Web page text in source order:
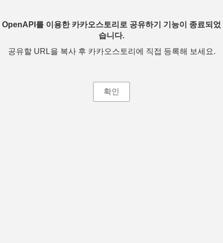
OpenAPI를 이용한 카카오스토리로 공유하기 기능이 종료되었
습니다.
공유할 URL을 복사 후 카카오스토리에 직접 등록해 보세요.
확인